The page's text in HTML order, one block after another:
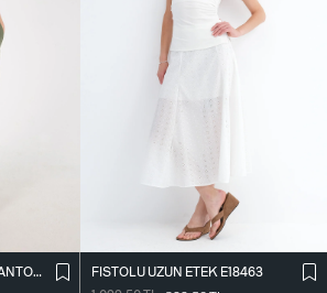
BELDEN İ̇P BAĞLAMALI PANTOLON PN16372-İ6
FISTOLU UZUN ETEK E18463